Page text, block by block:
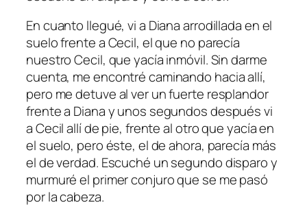
En cuanto llegué, vi a Diana arrodillada en el
suelo frente a Cecil, el que no parecía
nuestro Cecil, que yacía inmóvil. Sin darme
cuenta, me encontré caminando hacia allí,
pero me detuve al ver un fuerte resplandor
frente a Diana y unos segundos después vi
a Cecil allí de pie, frente al otro que yacía en
el suelo, pero éste, el de ahora, parecía más
el de verdad. Escuché un segundo disparo y
murmuré el primer conjuro que se me pasó
por la cabeza.